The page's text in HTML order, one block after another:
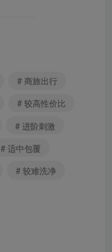
# 商旅出行
# 较高性价比
# 进阶刺激
# 适中包覆
# 较难洗净